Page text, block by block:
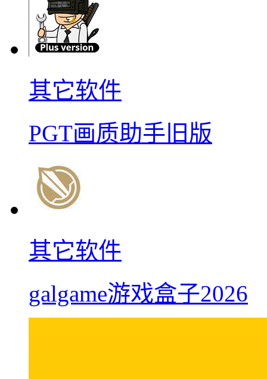
其它软件
PGT画质助手旧版
其它软件
galgame游戏盒子2026